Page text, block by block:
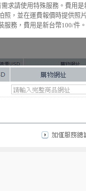
求請使用特殊服務。費用是
，並在運費報價時提供照
服務，費用是新台幣100/件。